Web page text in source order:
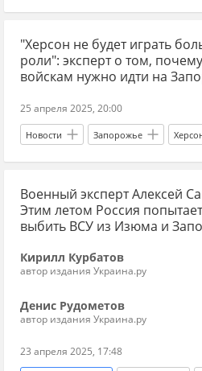
Владимир Зеленский Михаил
Вооруженные силы Украины
НАТО Мнения весь Павлив
"Херсон не будет играть
роли": эксперт о том,
войскам нужно идти на
25 апреля 2025, 20:00
Новости Запорожье
Алексей Самойлов ВС РФ
Волчанск СВО
наступление Одесса война
Военный эксперт Алексей
Этим летом Россия
выбить ВСУ из Изюма и
Кирилл Курбатов
автор издания Украина.ру
Денис Рудометов
автор издания Украина.ру
23 апреля 2025, 17:48